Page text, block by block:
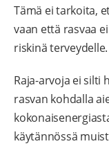
Tämä ei tarkoita,
vaan että rasvaa
riskinä terveydelle.
Raja-arvoja ei silti
rasvan kohdalla
käytännössä